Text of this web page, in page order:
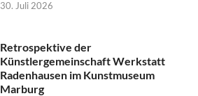
30. Juli 2026
Retrospektive der
Künstlergemeinschaft Werkstatt
Radenhausen im Kunstmuseum
Marburg